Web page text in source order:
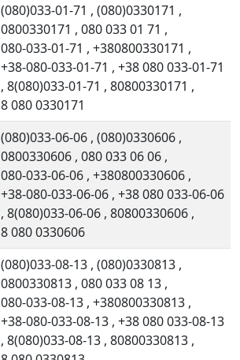
(080)033-01-71 , (080)0330171 ,
0800330171 , 080 033 01 71 ,
080-033-01-71 , +380800330171 ,
+38-080-033-01-71 , +38 080 033-01-71
, 8(080)033-01-71 , 80800330171 ,
8 080 0330171
(080)033-06-06 , (080)0330606 ,
0800330606 , 080 033 06 06 ,
080-033-06-06 , +380800330606 ,
+38-080-033-06-06 , +38 080 033-06-06
, 8(080)033-06-06 , 80800330606 ,
8 080 0330606
(080)033-08-13 , (080)0330813 ,
0800330813 , 080 033 08 13 ,
080-033-08-13 , +380800330813 ,
+38-080-033-08-13 , +38 080 033-08-13
, 8(080)033-08-13 , 80800330813 ,